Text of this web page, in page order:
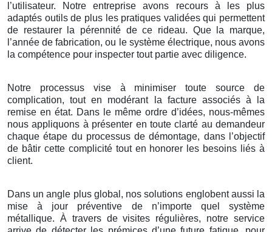
l’utilisateur. Notre entreprise avons recours à les plus
adaptés outils de plus les pratiques validées qui permettent
de restaurer la pérennité de ce rideau. Que la marque,
l’année de fabrication, ou le système électrique, nous avons
la compétence pour inspecter tout partie avec diligence.
Notre processus vise à minimiser toute source de
complication, tout en modérant la facture associés à la
remise en état. Dans le même ordre d’idées, nous-mêmes
nous appliquons à présenter en toute clarté au demandeur
chaque étape du processus de démontage, dans l’objectif
de bâtir cette complicité tout en honorer les besoins liés à
client.
Dans un angle plus global, nos solutions englobent aussi la
mise à jour préventive de n’importe quel système
métallique. À travers de visites régulières, notre service